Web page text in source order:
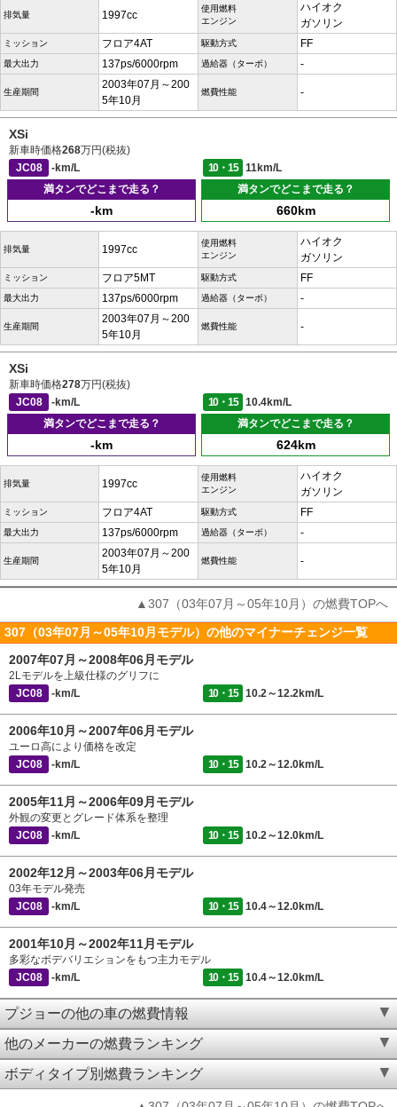
排気量 1997cc
使用燃料
エンジン
ハイオク
ガソリン
ミッション フロア4AT 駆動方式 FF
最大出力 137ps/6000rpm 過給器（ターボ） -
生産期間
2003年07月～200
5年10月
燃費性能 -
XSi
新車時価格268万円(税抜)
JC08
-km/L 10・15
11km/L
満タンでどこまで走る？
-km
満タンでどこまで走る？
660km
排気量 1997cc
使用燃料
エンジン
ハイオク
ガソリン
ミッション フロア5MT 駆動方式 FF
最大出力 137ps/6000rpm 過給器（ターボ） -
生産期間
2003年07月～200
5年10月
燃費性能 -
XSi
新車時価格278万円(税抜)
JC08
-km/L 10・15
10.4km/L
満タンでどこまで走る？
-km
満タンでどこまで走る？
624km
排気量 1997cc
使用燃料
エンジン
ハイオク
ガソリン
ミッション フロア4AT 駆動方式 FF
最大出力 137ps/6000rpm 過給器（ターボ） -
生産期間
2003年07月～200
5年10月
燃費性能 -
▲307（03年07月～05年10月）の燃費TOPへ
307（03年07月～05年10月モデル）の他のマイナーチェンジ一覧
2007年07月～2008年06月モデル
2Lモデルを上級仕様のグリフに
JC08
-km/L 10・15 10.2～12.2km/L
2006年10月～2007年06月モデル
ユーロ高により価格を改定
JC08
-km/L 10・15 10.2～12.0km/L
2005年11月～2006年09月モデル
外観の変更とグレード体系を整理
JC08
-km/L 10・15 10.2～12.0km/L
2002年12月～2003年06月モデル
03年モデル発売
JC08
-km/L 10・15 10.4～12.0km/L
2001年10月～2002年11月モデル
多彩なボデバリエションをもつ主力モデル
JC08
-km/L 10・15 10.4～12.0km/L
プジョーの他の車の燃費情報
他のメーカーの燃費ランキング
ボディタイプ別燃費ランキング